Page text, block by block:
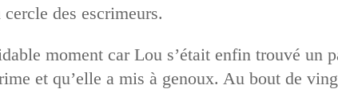
des escrimeurs.
moment car Lou s’était enfin trouvé un
et qu’elle a mis à genoux. Au bout de